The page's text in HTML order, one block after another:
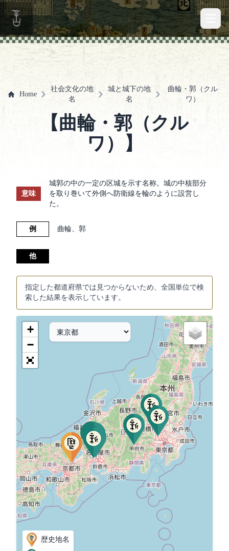
Home
社会文化の地
名
城と城下の地
名
曲輪・郭（クル
ワ）
【曲輪・郭（クル
ワ）】
意味
城郭の中の一定の区城を示す名称。城の中核部分
を取り巻いて外側へ防衛線を輪のように設営し
た。
例 曲輪、郭
他
指定した都道府県では見つからないため、全国単位で検
索した結果を表示しています。
歴史地名
+
−